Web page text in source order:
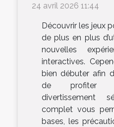
24 avril 2026 11:44
Découvrir les jeux
de plus en plus
nouvelles
interactives.
bien débuter afin
de profiter
divertissement
complet vous
bases, les